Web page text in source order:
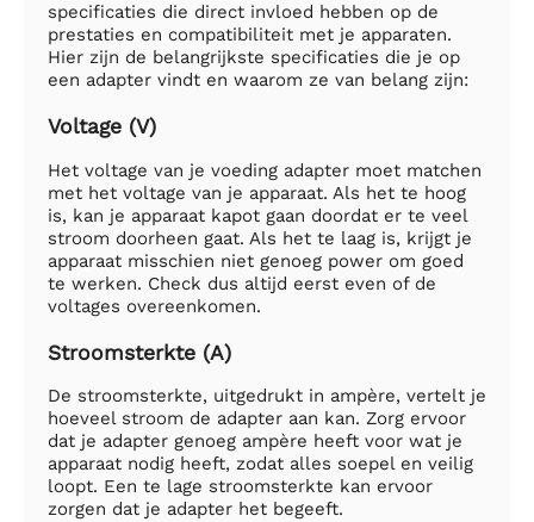
specificaties die direct invloed hebben op de
prestaties en compatibiliteit met je apparaten.
Hier zijn de belangrijkste specificaties die je op
een adapter vindt en waarom ze van belang zijn:
Voltage (V)
Het voltage van je voeding adapter moet matchen
met het voltage van je apparaat. Als het te hoog
is, kan je apparaat kapot gaan doordat er te veel
stroom doorheen gaat. Als het te laag is, krijgt je
apparaat misschien niet genoeg power om goed
te werken. Check dus altijd eerst even of de
voltages overeenkomen.
Stroomsterkte (A)
De stroomsterkte, uitgedrukt in ampère, vertelt je
hoeveel stroom de adapter aan kan. Zorg ervoor
dat je adapter genoeg ampère heeft voor wat je
apparaat nodig heeft, zodat alles soepel en veilig
loopt. Een te lage stroomsterkte kan ervoor
zorgen dat je adapter het begeeft.